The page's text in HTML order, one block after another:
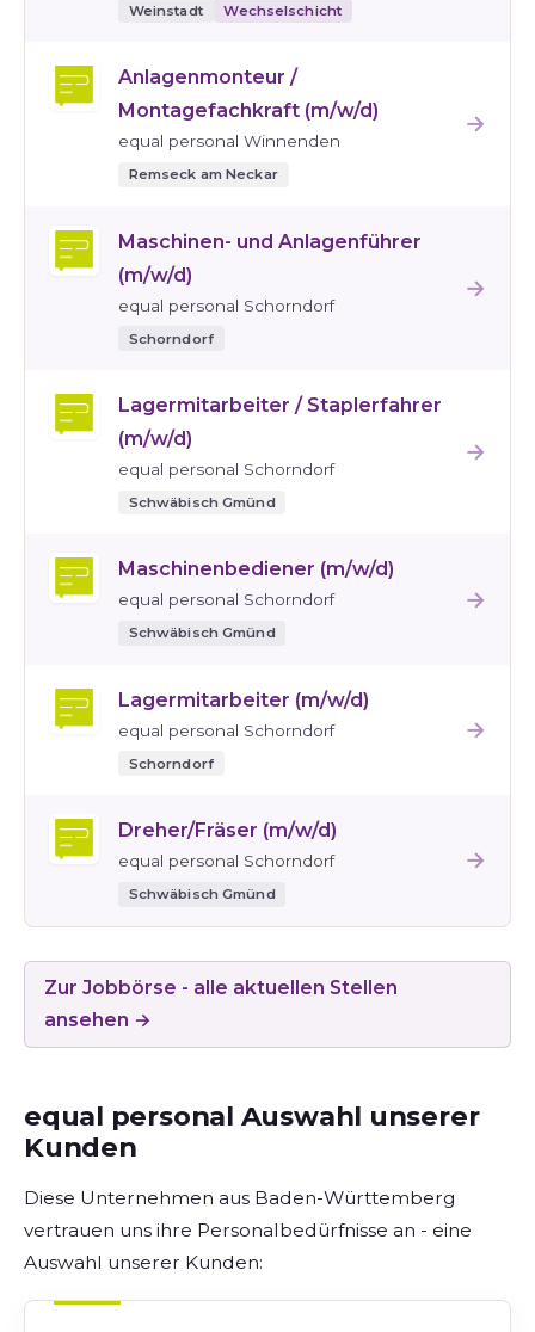
Weinstadt Wechselschicht
Anlagenmonteur /
Montagefachkraft (m/w/d)
equal personal Winnenden
Remseck am Neckar
→
Maschinen- und Anlagenführer
(m/w/d)
equal personal Schorndorf
Schorndorf
→
Lagermitarbeiter / Staplerfahrer
(m/w/d)
equal personal Schorndorf
Schwäbisch Gmünd
→
Maschinenbediener (m/w/d)
equal personal Schorndorf
Schwäbisch Gmünd
→
Lagermitarbeiter (m/w/d)
equal personal Schorndorf
Schorndorf
→
Dreher/Fräser (m/w/d)
equal personal Schorndorf
Schwäbisch Gmünd
→
Zur Jobbörse - alle aktuellen Stellen
ansehen →
equal personal Auswahl unserer
Kunden
Diese Unternehmen aus Baden-Württemberg
vertrauen uns ihre Personalbedürfnisse an - eine
Auswahl unserer Kunden: